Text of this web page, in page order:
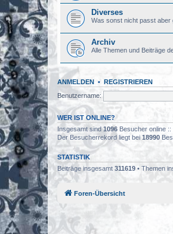
Diverses
Was sonst nicht passt
Archiv
Alle Themen und Beiträge
ANMELDEN • REGISTRIEREN
Benutzername:
WER IST ONLINE?
Insgesamt sind1096 Besucher online
Der Besucherrekord liegt bei 18990
STATISTIK
Beiträge insgesamt 311619 • Themen
Foren-Übersicht